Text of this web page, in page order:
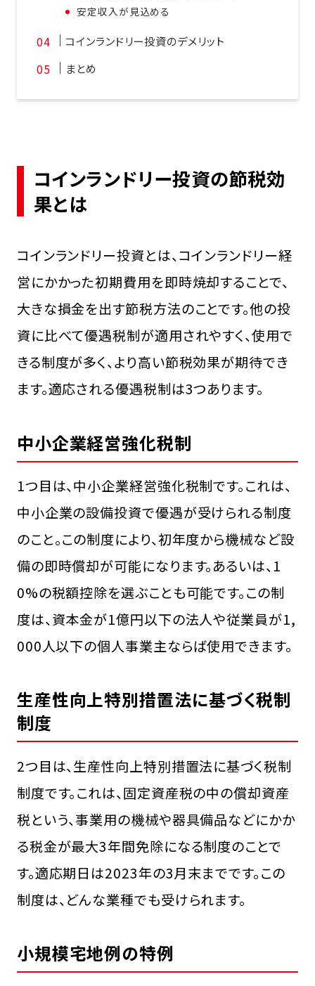
安定収入が見込める
コインランドリー投資のデメリット
まとめ
コインランドリー投資の節税効
果とは
コインランドリー投資とは、コインランドリー経
営にかかった初期費用を即時焼却することで、
大きな損金を出す節税方法のことです。他の投
資に比べて優遇税制が適用されやすく、使用で
きる制度が多く、より高い節税効果が期待でき
ます。適応される優遇税制は3つあります。
中小企業経営強化税制
1つ目は、中小企業経営強化税制です。これは、
中小企業の設備投資で優遇が受けられる制度
のこと。この制度により、初年度から機械など設
備の即時償却が可能になります。あるいは、1
0%の税額控除を選ぶことも可能です。この制
度は、資本金が1億円以下の法人や従業員が1,
000人以下の個人事業主ならば使用できます。
生産性向上特別措置法に基づく税制
制度
2つ目は、生産性向上特別措置法に基づく税制
制度です。これは、固定資産税の中の償却資産
税という、事業用の機械や器具備品などにかか
る税金が最大3年間免除になる制度のことで
す。適応期日は2023年の3月末までです。この
制度は、どんな業種でも受けられます。
小規模宅地例の特例